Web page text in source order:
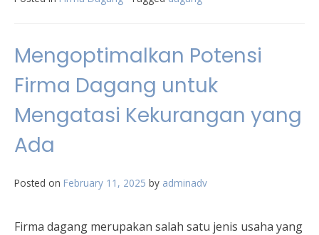
Mengoptimalkan Potensi
Firma Dagang untuk
Mengatasi Kekurangan yang
Ada
Posted on February 11, 2025 by adminadv
Firma dagang merupakan salah satu jenis usaha yang